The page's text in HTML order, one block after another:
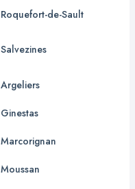
Roquefort-de-Sault
Salvezines
Argeliers
Ginestas
Marcorignan
Moussan